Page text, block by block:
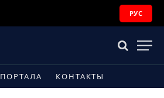
РУС
КОНТАКТЫ